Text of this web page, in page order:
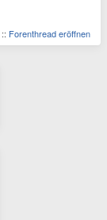
:: Forenthread eröffnen